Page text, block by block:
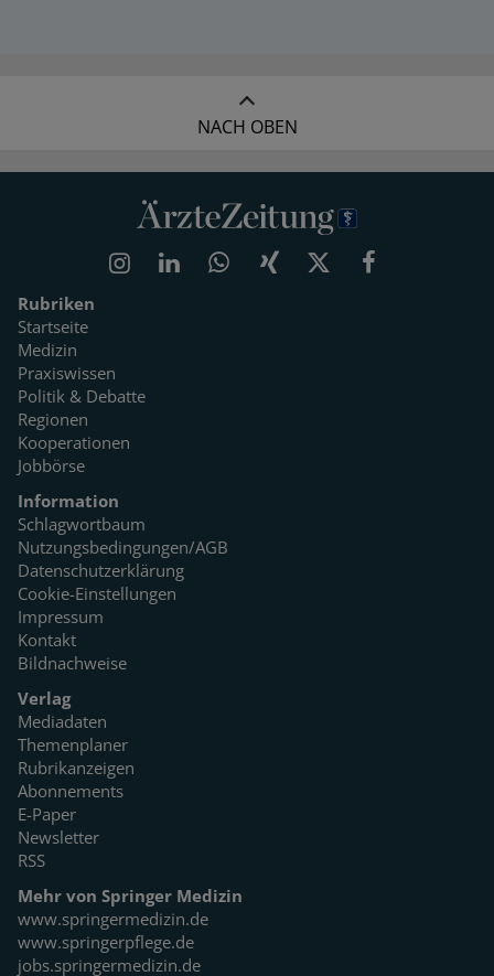
NACH OBEN
Rubriken
Startseite
Medizin
Praxiswissen
Politik & Debatte
Regionen
Kooperationen
Jobbörse
Information
Schlagwortbaum
Nutzungsbedingungen/AGB
Datenschutzerklärung
Cookie-Einstellungen
Impressum
Kontakt
Bildnachweise
Verlag
Mediadaten
Themenplaner
Rubrikanzeigen
Abonnements
E-Paper
Newsletter
RSS
Mehr von Springer Medizin
www.springermedizin.de
www.springerpflege.de
jobs.springermedizin.de